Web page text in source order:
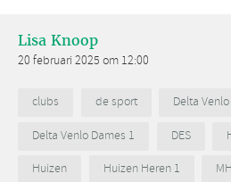
Lisa Knoop
20 februari 2025 om 12:00
clubs de sport
Delta Venlo
Delta Venlo Dames 1
DES
Huizen
Huizen Heren 1